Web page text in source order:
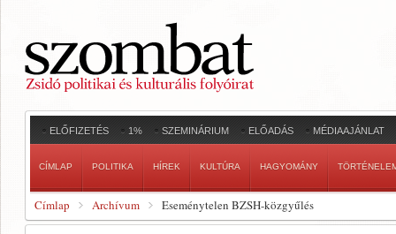
ELŐFIZETÉS 1% SZEMINÁRIUM ELŐADÁS MÉDIAAJÁNLAT
CÍMLAP POLITIKA HÍREK KULTÚRA HAGYOMÁNY
Címlap Archívum Eseménytelen BZSH-közgyűlés